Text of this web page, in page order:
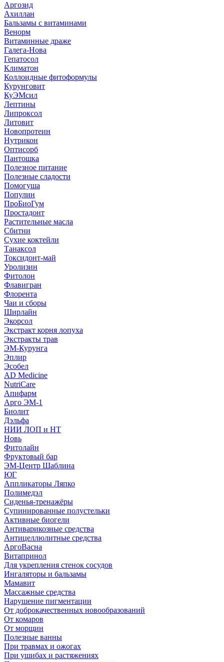
Аргозид
Ахиллан
Бальзамы с витаминами
Венорм
Витаминные драже
Галега-Нова
Гепатосол
Климатон
Коллоидные фитоформулы
Курунговит
КуЭМсил
Лептины
Липроксол
Литовит
Новопротеин
Нутрикон
Оптисорб
Пантошка
Полезное питание
Полезные сладости
Помогуша
Популин
ПроБиоГум
Простадонт
Растительные масла
Сбитни
Сухие коктейли
Танаксол
Токсидонт-май
Уролизин
Фитолон
Флавигран
Флорента
Чаи и сборы
Ширлайн
Экорсол
Экстракт корня лопуха
Экстракты трав
ЭМ-Курунга
Эплир
Эсобел
AD Medicine
NutriCare
Апифарм
Арго ЭМ-1
Биолит
Дэльфа
НИИ ЛОП и НТ
Новь
Фитолайн
Фруктовый бар
ЭМ-Центр Шаблина
ЮГ
Аппликаторы Ляпко
Полимедэл
Сиденья-тренажёры
Супинированные полустельки
Активные биогели
Антиварикозные средства
Антицеллюлитные средства
АргоВасна
Витапринол
Для укрепления стенок сосудов
Ингаляторы и бальзамы
Мамавит
Массажные средства
Нарушение пигментации
От доброкачественных новообразований
От комаров
От морщин
Полезные ванны
При травмах и ожогах
При ушибах и растяжениях